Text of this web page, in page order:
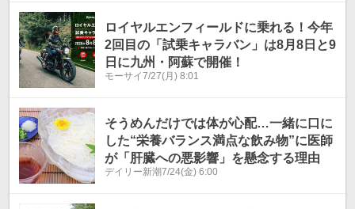
ロイヤルエンフィールドに乗れる！今年
2回目の「試乗キャラバン」は8⽉8⽇と9
⽇に九州・阿蘇で開催！
モーサイ7/27(月) 8:01
そうめんだけでは体が心配…一緒に口に
した“栄養バランス満点な飲み物”に医師
が「肝臓への悪影響」を懸念する理由
デイリー新潮7/24(金) 6:00